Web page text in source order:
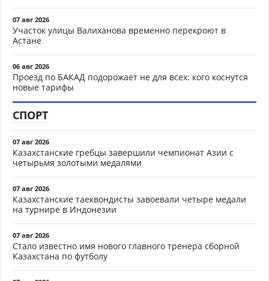
07 авг 2026
Участок улицы Валиханова временно перекроют в
Астане
06 авг 2026
Проезд по БАКАД подорожает не для всех: кого коснутся
новые тарифы
СПОРТ
07 авг 2026
Казахстанские гребцы завершили чемпионат Азии с
четырьмя золотыми медалями
07 авг 2026
Казахстанские таеквондисты завоевали четыре медали
на турнире в Индонезии
07 авг 2026
Стало известно имя нового главного тренера сборной
Казахстана по футболу